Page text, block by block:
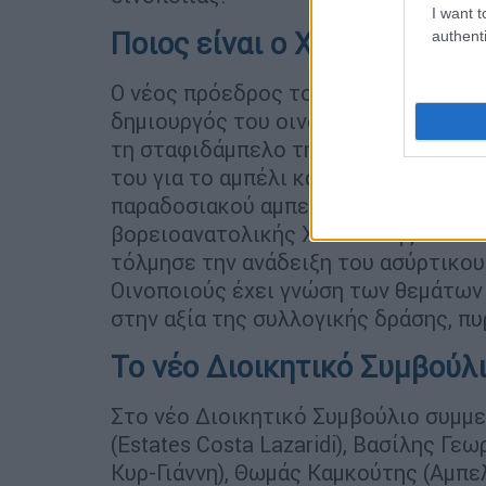
I want
Ποιος είναι ο Χαράλαμπος
Ο νέος πρόεδρος του ΕΝΟΑΒΕ είναι
δημιουργός του οινοποιείου
τη σταφιδάμπελο της περιοχής
του για το αμπέλι και το κρασί τον
παραδοσιακού αμπελώνα και στη
βορειοανατολικής Χαλκιδικής.
τόλμησε την ανάδειξη του
Οινοποιούς έχει γνώση των
στην αξία της συλλογικής δράσης,
Το νέο Διοικητικό
Στο νέο Διοικητικό Συμβούλιο
(Estates Costa Lazaridi), Βασίλης
Κυρ-Γιάννη), Θωμάς Καμκούτης